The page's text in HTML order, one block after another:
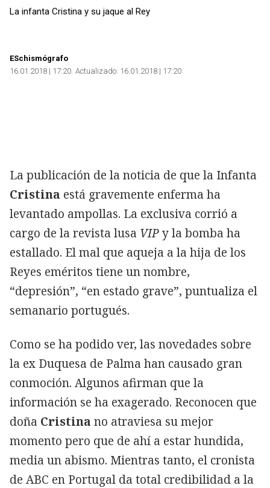
La infanta Cristina y su jaque al Rey
ESchismógrafo
16.01.2018 | 17:20 Actualizado: 16.01.2018 | 17:20
La publicación de la noticia de que la Infanta
Cristina está gravemente enferma ha
levantado ampollas. La exclusiva corrió a
cargo de la revista lusa VIPy la bomba ha
estallado. El mal que aqueja a la hija de los
Reyes eméritos tiene un nombre,
“depresión”, “en estado grave”, puntualiza el
semanario portugués.
Como se ha podido ver, las novedades sobre
la ex Duquesa de Palma han causado gran
conmoción. Algunos afirman que la
información se ha exagerado. Reconocen que
doña Cristina no atraviesa su mejor
momento pero que de ahí a estar hundida,
media un abismo. Mientras tanto, el cronista
de ABC en Portugal da total credibilidad a la